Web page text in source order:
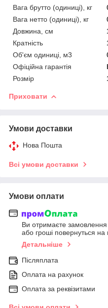
Вага брутто (одиниці), кг
Вага нетто (одиниці), кг
Довжина, см
Кратність
Об'єм одиниці, м3
Офіційна гарантія
Розмір
Приховати
Умови доставки
Нова Пошта
Всі умови доставки
Умови оплати
Ви отримаєте замовлення
або гроші повернуться на
Детальніше
Післяплата
Оплата на рахунок
Оплата за реквізитами